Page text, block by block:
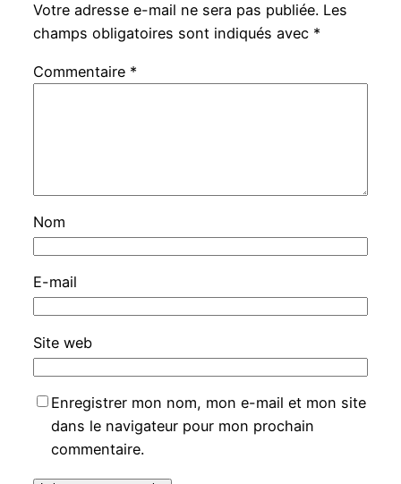
Votre adresse e-mail ne sera pas publiée. Les
champs obligatoires sont indiqués avec *
Commentaire *
Nom
E-mail
Site web
Enregistrer mon nom, mon e-mail et mon site
dans le navigateur pour mon prochain
commentaire.